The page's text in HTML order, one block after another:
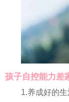
孩子自控能力差
1.养成好的